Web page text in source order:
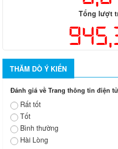
Tổng lượt
THĂM DÒ Ý KIẾN
Đánh giá về Trang thông tin điện
Rất tốt
Tốt
Bình thường
Hài Lòng